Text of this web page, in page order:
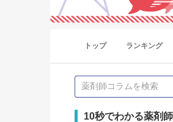
トップ ランキング
10秒でわかる薬剤